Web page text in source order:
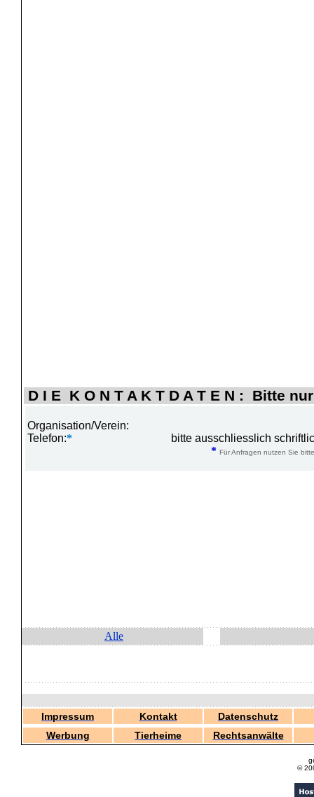
D I E K O N T A K T D A T E N : Bitte
Organisation/Verein:
Telefon:*
bitte ausschliesslich
* Für Anfragen nutzen Sie
Alle
Impressum Kontakt
Datenschutz
Werbung
Tierheime Rechtsanwälte
©